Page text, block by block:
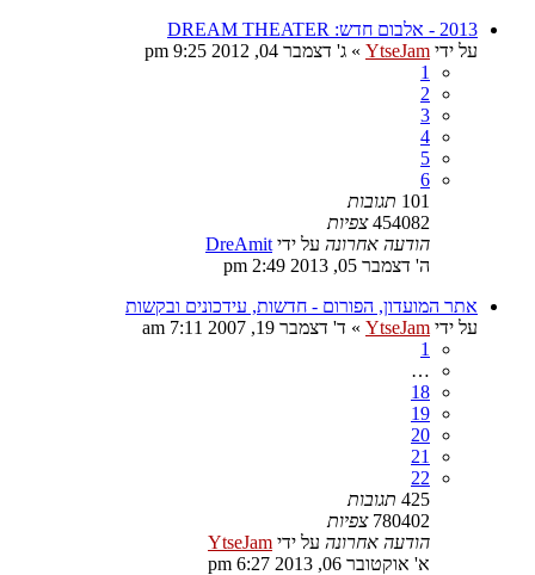
2013 - אלבום חדש: DREAM THEATER
על ידי YtseJam
» ג' דצמבר 04, 2012 9:25 pm
1
2
3
4
5
6
101 תגובות
454082 צפיות
הודעה אחרונה על ידי DreAmit
ה' דצמבר 05, 2013 2:49 pm
אתר המועדון, הפורום - חדשות, עידכונים ובקשות
על ידי YtseJam
» ד' דצמבר 19, 2007 7:11 am
1
…
18
19
20
21
22
425 תגובות
780402 צפיות
הודעה אחרונה על ידי YtseJam
א' אוקטובר 06, 2013 6:27 pm